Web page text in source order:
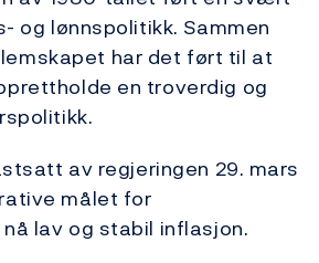
og lønnspolitikk. Sammen
har det ført til at
en troverdig og
av regjeringen 29. mars
målet for
lav og stabil inflasjon.